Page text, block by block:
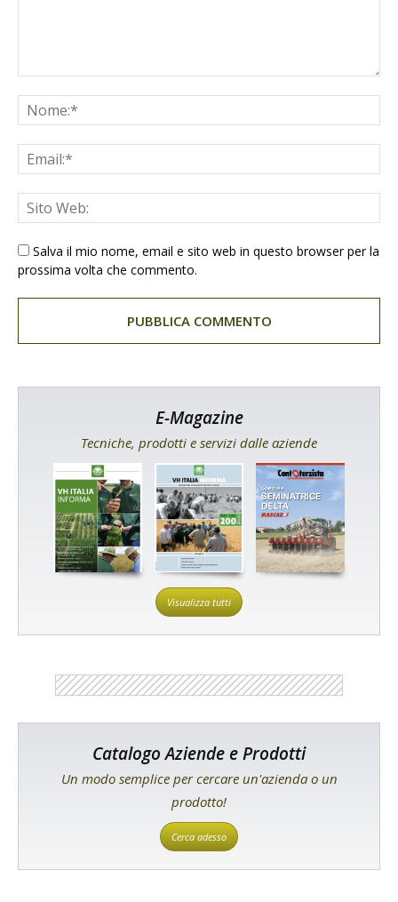
Salva il mio nome, email e sito web in questo browser per la
prossima volta che commento.
E-Magazine
Tecniche, prodotti e servizi dalle aziende
Visualizza tutti
Catalogo Aziende e Prodotti
Un modo semplice per cercare un'azienda o un
prodotto!
Cerca adesso